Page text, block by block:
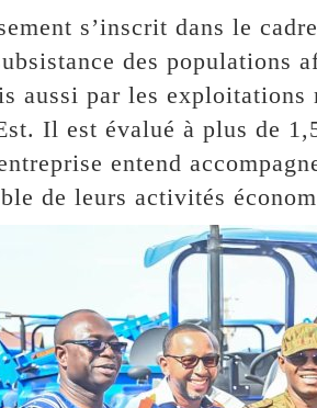
s’inscrit dans le
des populations
aussi par les
Il est évalué à plus de
entend
de leurs activités